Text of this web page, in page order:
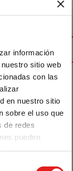
información
sitio web
con las
en nuestro sitio
sobre el uso que
de redes
pueden
haya
AL CARRITO
(0
World